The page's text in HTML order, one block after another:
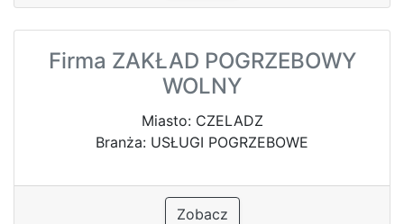
Firma ZAKŁAD POGRZEBOWY
WOLNY
Miasto: CZELADZ
Branża: USŁUGI POGRZEBOWE
Zobacz